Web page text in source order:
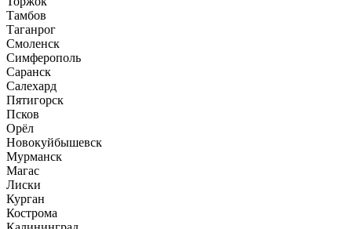
Тамбов
Таганрог
Смоленск
Симферополь
Саранск
Салехард
Пятигорск
Псков
Орёл
Новокуйбышевск
Мурманск
Магас
Лиски
Курган
Кострома